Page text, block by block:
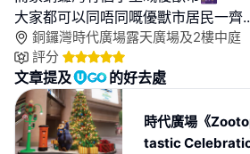
大家都可以同唔同嘅優獸市居民一齊
銅鑼灣時代廣場露天廣場及2樓中庭
評分
文章提及 的好去處
時代廣場《
tastic